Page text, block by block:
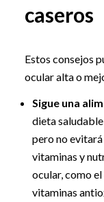
caseros
Estos consejos
ocular alta o
Sigue una
dieta
pero no
vitaminas y
ocular, como
vitaminas